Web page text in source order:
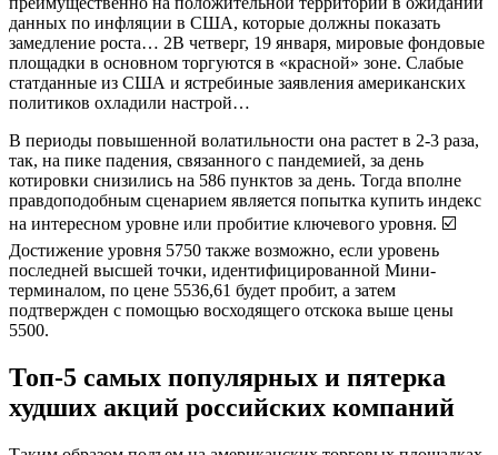
данных по инфляции в США, которые должны показать
замедление роста… 2В четверг, 19 января, мировые фондовые
площадки в основном торгуются в «красной» зоне. Слабые
статданные из США и ястребиные заявления американских
политиков охладили настрой…
В периоды повышенной волатильности она растет в 2-3 раза,
так, на пике падения, связанного с пандемией, за день
котировки снизились на 586 пунктов за день. Тогда вполне
правдоподобным сценарием является попытка купить индекс
на интересном уровне или пробитие ключевого уровня. ☑️
Достижение уровня 5750 также возможно, если уровень
последней высшей точки, идентифицированной Мини-
терминалом, по цене 5536,61 будет пробит, а затем
подтвержден с помощью восходящего отскока выше цены
5500.
Топ-5 самых популярных и пятерка
худших акций российских компаний